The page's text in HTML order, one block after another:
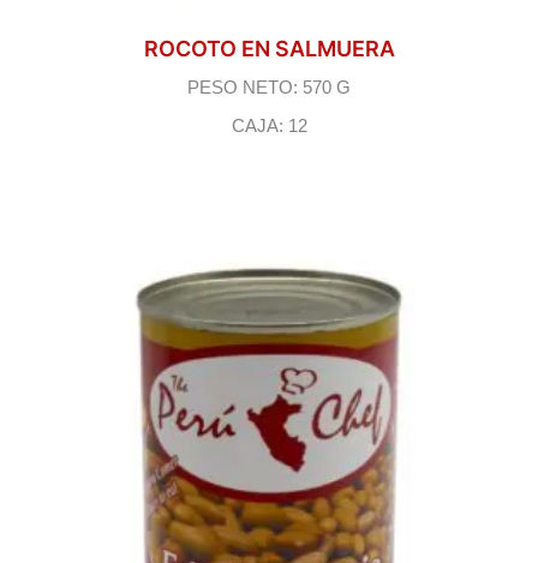
ROCOTO EN SALMUERA
PESO NETO: 570 G
CAJA: 12